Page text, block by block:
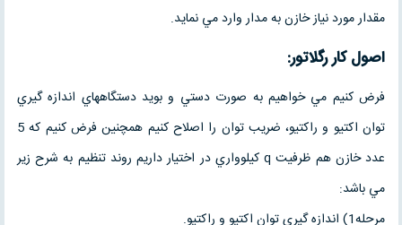
مقدار مورد نياز خازن به مدار وارد مي نمايد.
اصول كار رگلاتور:
فرض كنيم مي خواهيم به صورت دستي و بويد دستگاههاي اندازه گيري
توان اكتيو و راكتيو، ضريب توان را اصلاح كنيم همچنين فرض كنيم كه 5
عدد خازن هم ظرفيت q كيلوواري در اختيار داريم روند تنظيم به شرح زير
مي باشد:
مرحله1) اندازه گيري توان اكتيو و راكتيو.